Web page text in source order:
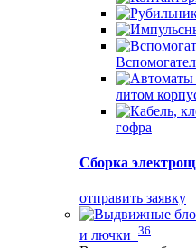
литом
гофра
Сборка
отправить заявку
и лючки 36